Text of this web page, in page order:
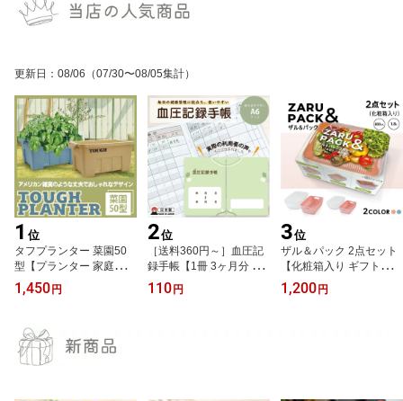
ノコ不要 支柱穴付き 野
菜栽培 トマト きゅうり
更新日 ： 08/06 （07/30〜08/05集計）
1 位
タフプランター 菜園50
型【プランター 家庭菜園
ガーデニング 園芸】30L
ベージュ ブルー【耐候剤
い 排水穴付き 上げ底 ス
ノコ不要 支柱穴付き 野
菜栽培 トマト きゅうり
1,450円
2位
［送料360円～］血圧記
録手帳【1冊 3ヶ月分 使
いやすい 見開き1週間分
朝夜別 通院 健康管理 健
110円
3位
ザル＆パック 2点セット
【化粧箱入り ギフト対
応】800mL&1.8L 各1個
入り 【贈り物 プレゼン
1,200円